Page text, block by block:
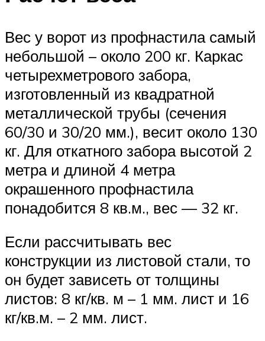
Вес у ворот из профнастила самый
небольшой – около 200 кг. Каркас
четырехметрового забора,
изготовленный из квадратной
металлической трубы (сечения
60/30 и 30/20 мм.), весит около 130
кг. Для откатного забора высотой 2
метра и длиной 4 метра
окрашенного профнастила
понадобится 8 кв.м., вес — 32 кг.
Если рассчитывать вес
конструкции из листовой стали, то
он будет зависеть от толщины
листов: 8 кг/кв. м – 1 мм. лист и 16
кг/кв.м. – 2 мм. лист.